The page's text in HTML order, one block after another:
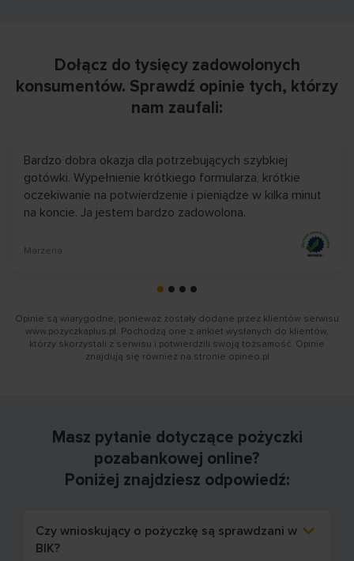
Dołącz do tysięcy zadowolonych
konsumentów. Sprawdź opinie tych, którzy
nam zaufali:
Bardzo dobra okazja dla potrzebujących szybkiej
gotówki. Wypełnienie krótkiego formularza, krótkie
oczekiwanie na potwierdzenie i pieniądze w kilka minut
na koncie. Ja jestem bardzo zadowolona.
Marzena
Opinie są wiarygodne, ponieważ zostały dodane przez klientów serwisu
www.pozyczkaplus.pl. Pochodzą one z ankiet wysłanych do klientów,
którzy skorzystali z serwisu i potwierdzili swoją tożsamość. Opinie
znajdują się również na stronie opineo.pl
Masz pytanie dotyczące pożyczki
pozabankowej online?
Poniżej znajdziesz odpowiedź:
Czy wnioskujący o pożyczkę są sprawdzani w
BIK?